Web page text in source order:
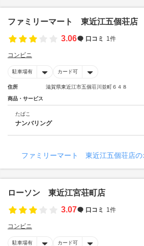
ファミリーマート 東近江五個荘店
3.06
口コミ 1件
コンビニ
駐車場有 カード可
住所 滋賀県東近江市五個荘川並町６４８
商品・サービス
たばこ
ナンバリング
ファミリーマート 東近江五個荘店の
ローソン 東近江宮荘町店
3.07
口コミ 1件
コンビニ
駐車場有 カード可